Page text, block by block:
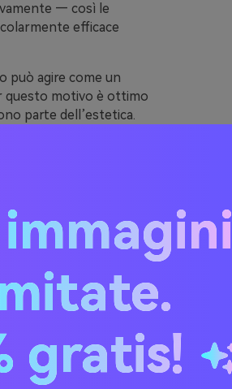
— così le
efficace
può agire come un
questo motivo è ottimo
parte dell’estetica.
Giallo
gratis!